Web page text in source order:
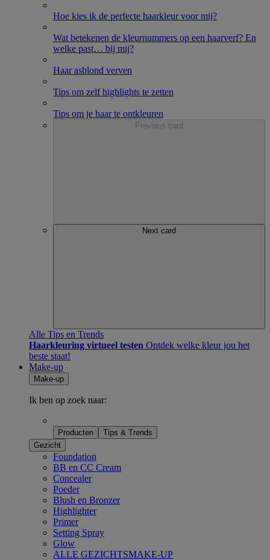
Hoe kies ik de perfecte haarkleur voor mij?
Wat betekenen de kleurnummers op een haarverf? En
welke past… bij mij?
Haar asblond verven
Tips om zelf highlights te zetten
Tips om je haar te ontkleuren
Previous card
Next card
Alle Tips en Trends
Haarkleuring virtueel testen Ontdek welke kleur jou het
beste staat!
Make-up
Make-up
Ik ben op zoek naar:
Producten
Tips & Trends
Gezicht
Foundation
BB en CC Cream
Concealer
Poeder
Blush en Bronzer
Highlighter
Primer
Setting Spray
Glow
ALLE GEZICHTSMAKE-UP